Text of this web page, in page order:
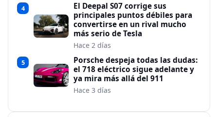
4
El Deepal S07 corrige sus
principales puntos débiles para
convertirse en un rival mucho
más serio de Tesla
Hace 2 días
5
Porsche despeja todas las dudas:
el 718 eléctrico sigue adelante y
ya mira más allá del 911
Hace 3 días